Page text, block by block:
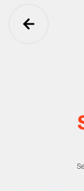
Ga